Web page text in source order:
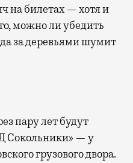
на билетах — хотя и
можно ли убедить
за деревьями шумит
пару лет будут
Сокольники» — у
грузового двора.